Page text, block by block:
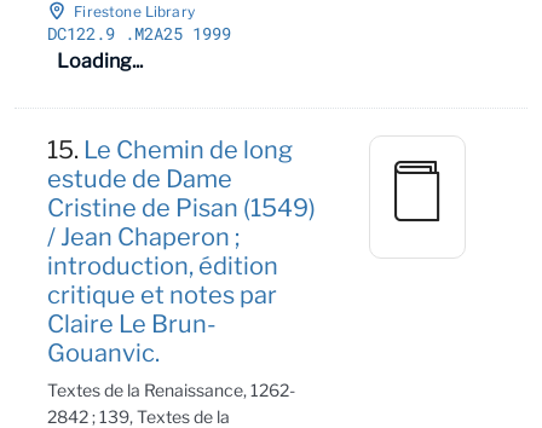
Firestone Library
DC122.9 .M2A25 1999
Loading...
15. Le Chemin de long
estude de Dame
Cristine de Pisan (1549)
/ Jean Chaperon ;
introduction, édition
critique et notes par
Claire Le Brun-
Gouanvic.
Textes de la Renaissance, 1262-
2842 ; 139, Textes de la